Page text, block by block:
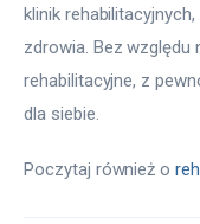
klinik
zdrowia. Bez względu
rehabilitacyjne, z
dla siebie.
Poczytaj również o